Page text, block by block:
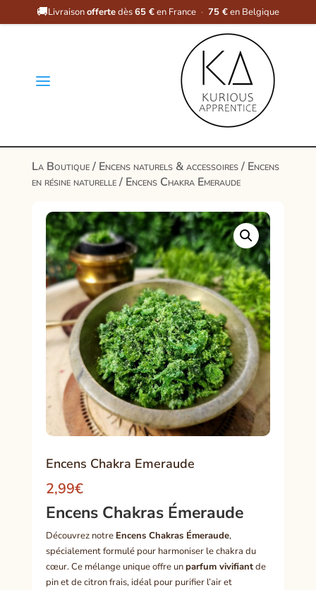
🚚Livraisonoffertedès65 €en France · 75 €en Belgique
a
La Boutique/ Encens naturels & accessoires/ Encens
en résine naturelle/ Encens Chakra Emeraude
Encens Chakra Emeraude
2,99€
Encens Chakras Émeraude
Découvrez notre Encens Chakras Émeraude,
spécialement formulé pour harmoniser le chakra du
cœur. Ce mélange unique offre unparfum vivifiantde
pin et de citron frais, idéal pour purifier l’air et